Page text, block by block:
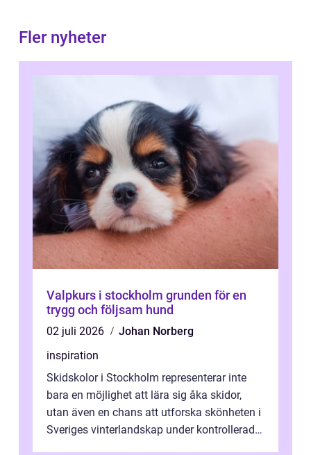
Fler nyheter
Valpkurs i stockholm grunden för en
trygg och följsam hund
02 juli 2026
Johan Norberg
inspiration
Skidskolor i Stockholm representerar inte
bara en möjlighet att lära sig åka skidor,
utan även en chans att utforska skönheten i
Sveriges vinterlandskap under kontrollerade